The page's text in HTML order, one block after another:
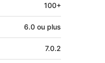
100+
6.0 ou plus
7.0.2